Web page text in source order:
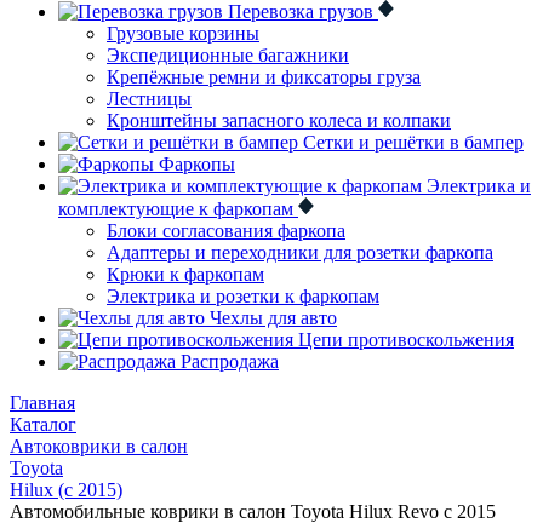
Перевозка грузов
Грузовые корзины
Экспедиционные багажники
Крепёжные ремни и фиксаторы груза
Лестницы
Кронштейны запасного колеса и колпаки
Сетки и решётки в бампер
Фаркопы
Электрика и
комплектующие к фаркопам
Блоки согласования фаркопа
Адаптеры и переходники для розетки фаркопа
Крюки к фаркопам
Электрика и розетки к фаркопам
Чехлы для авто
Цепи противоскольжения
Распродажа
Главная
Каталог
Автоковрики в салон
Toyota
Hilux (с 2015)
Автомобильные коврики в салон Toyota Hilux Revo с 2015